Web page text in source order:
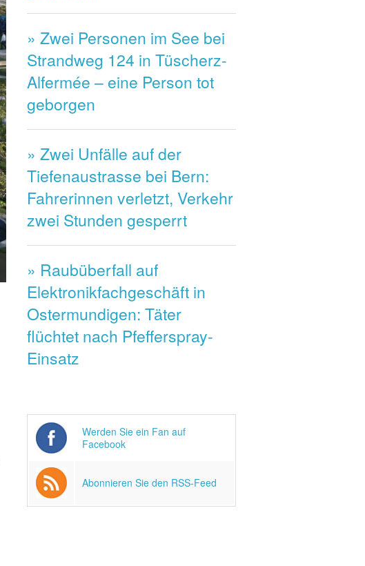
Saisonbeginn im ausgebauten Vorpark Viererfeld
Saisonbeginn im ausgebauten Vorpark Viererfeld
Saisonbeginn im ausgebauten Vorpark Viererfeld
Saisonbeginn im ausgebauten Vorpark Viererfeld
» Zwei Personen im See bei
Strandweg 124 in Tüscherz-
Alfermée – eine Person tot
geborgen
» Zwei Unfälle auf der
Tiefenaustrasse bei Bern:
Fahrerinnen verletzt, Verkehr
zwei Stunden gesperrt
» Raubüberfall auf
Elektronikfachgeschäft in
Ostermundigen: Täter
flüchtet nach Pfefferspray-
Einsatz
Werden Sie ein Fan auf
Facebook
Abonnieren Sie den RSS-Feed